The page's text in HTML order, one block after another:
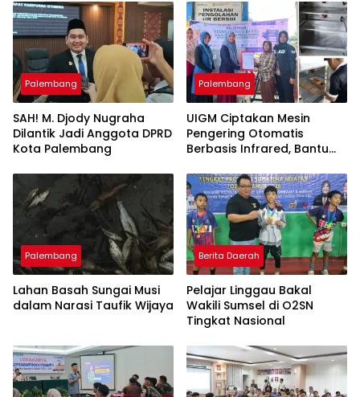
Palembang
SAH! M. Djody Nugraha
Dilantik Jadi Anggota DPRD
Kota Palembang
Palembang
UIGM Ciptakan Mesin
Pengering Otomatis
Berbasis Infrared, Bantu
Pulau Kemaro
Palembang
Lahan Basah Sungai Musi
dalam Narasi Taufik Wijaya
Berita Daerah
Pelajar Linggau Bakal
Wakili Sumsel di O2SN
Tingkat Nasional